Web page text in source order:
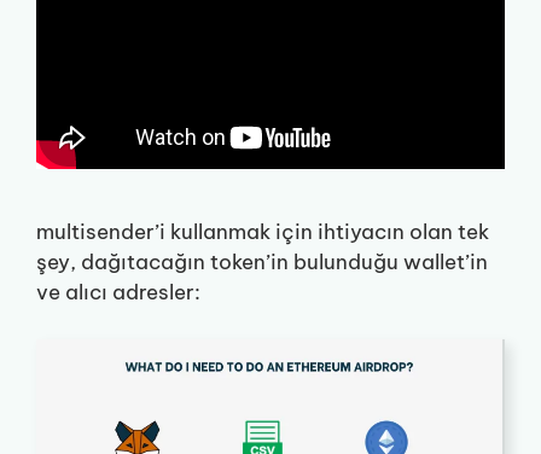
multisender’i kullanmak için ihtiyacın olan tek
şey, dağıtacağın token’in bulunduğu wallet’in
ve alıcı adresler: